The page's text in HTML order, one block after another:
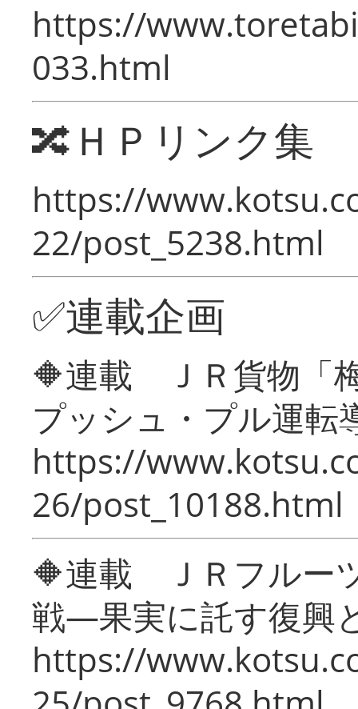
https://
033.html
🔀ＨＰリンク集
https://
22/post_5238.html
✅連載企画
🔶連載 ＪＲ貨物「
プッシュ・プル運転
https://
26/post_10188.html
🔶連載 ＪＲフルー
戦―果実に託す復興
https://